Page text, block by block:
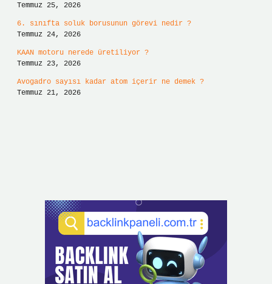
Temmuz 25, 2026
6. sınıfta soluk borusunun görevi nedir ?
Temmuz 24, 2026
KAAN motoru nerede üretiliyor ?
Temmuz 23, 2026
Avogadro sayısı kadar atom içerir ne demek ?
Temmuz 21, 2026